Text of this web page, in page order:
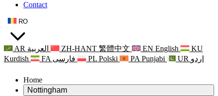
Contact
RO
AR العربية ZH-HANT 繁體中文 EN English
KU
Kurdish
FA فارسی PL Polski PA Punjabi UR اردو
Home
Nottingham